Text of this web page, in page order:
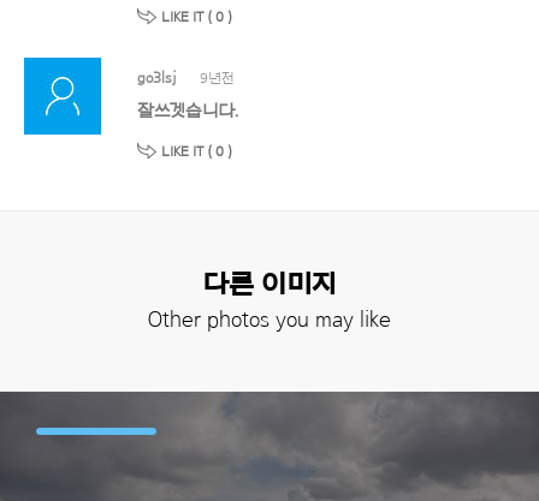
LIKE IT ( 0 )
go3lsj 9년전
잘쓰겟습니다.
LIKE IT ( 0 )
다른 이미지
Other photos you may like